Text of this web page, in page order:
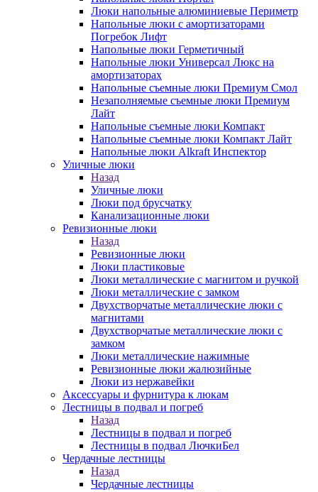
Люки напольные алюминиевые Периметр
Напольные люки с амортизаторами
Погребок Лифт
Напольные люки Герметичный
Напольные люки Универсал Люкс на
амортизаторах
Напольные съемные люки Премиум Смол
Незаполняемые съемные люки Премиум
Лайт
Напольные съемные люки Компакт
Напольные съемные люки Компакт Лайт
Напольные люки Alkraft Инспектор
Уличные люки
Назад
Уличные люки
Люки под брусчатку
Канализационные люки
Ревизионные люки
Назад
Ревизионные люки
Люки пластиковые
Люки металлические с магнитом и ручкой
Люки металлические с замком
Двухстворчатые металлические люки с
магнитами
Двухстворчатые металлические люки с
замком
Люки металлические нажимные
Ревизионные люки жалюзийные
Люки из нержавейки
Аксессуары и фурнитура к люкам
Лестницы в подвал и погреб
Назад
Лестницы в подвал и погреб
Лестницы в подвал ЛючкиБел
Чердачные лестницы
Назад
Чердачные лестницы